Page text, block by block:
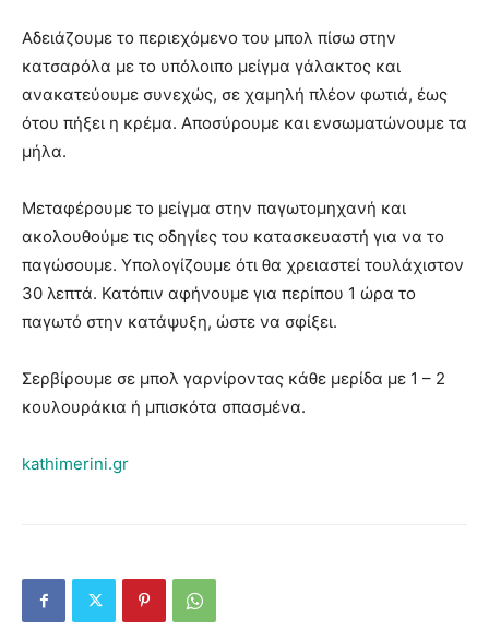
Αδειάζουμε το περιεχόμενο του μπολ πίσω στην
κατσαρόλα με το υπόλοιπο μείγμα γάλακτος και
ανακατεύουμε συνεχώς, σε χαμηλή πλέον φωτιά, έως
ότου πήξει η κρέμα. Αποσύρουμε και ενσωματώνουμε τα
μήλα.
Μεταφέρουμε το μείγμα στην παγωτομηχανή και
ακολουθούμε τις οδηγίες του κατασκευαστή για να το
παγώσουμε. Υπολογίζουμε ότι θα χρειαστεί τουλάχιστον
30 λεπτά. Κατόπιν αφήνουμε για περίπου 1 ώρα το
παγωτό στην κατάψυξη, ώστε να σφίξει.
Σερβίρουμε σε μπολ γαρνίροντας κάθε μερίδα με 1 – 2
κουλουράκια ή μπισκότα σπασμένα.
kathimerini.gr